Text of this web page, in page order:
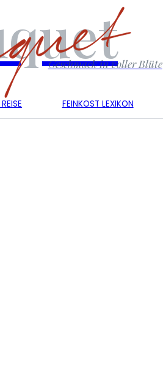
Geschmack in voller Blüte
FEINKOST LEXIKON